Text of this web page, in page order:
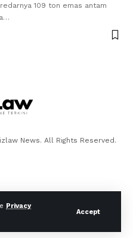
Privacy
Accept
109 ton emas antam
News. All Rights Reserved.